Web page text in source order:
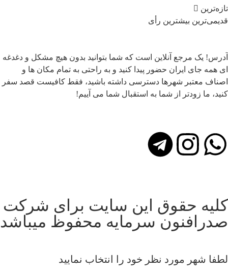
تازه‌ترین
قدیمی‌ترین بیشترین رأی
آدرس! یک مرجع آنلاین است که شما بتوانید بدون هیچ مشکل و دغدغه
ای همه جای ایران حضور پیدا کنید و به راحتی به تمام مکان ها و
اصناف معتبر شهرها دسترسی داشته باشید، فقط کافیست قصد سفر
کنید، ما زودتر از شما به استقبال شما می آییم!
کلیه حقوق این سایت برای شرکت
صدرافنون سرمایه محفوظ میباشد
لطفا شهر مورد نظر خود را انتخاب نمایید